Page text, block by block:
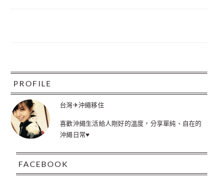
FOOTER
PROFILE
台灣✈沖繩移住
喜歡沖繩生活給人剛好的溫度，分享單純、自在的
沖繩日常♥
FACEBOOK